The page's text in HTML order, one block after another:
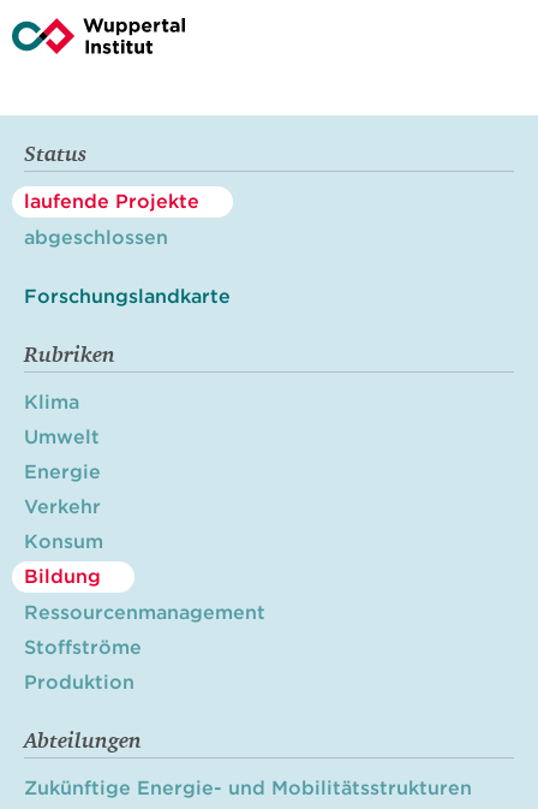
Status
laufende Projekte
abgeschlossen
Forschungslandkarte
Rubriken
Klima
Umwelt
Energie
Verkehr
Konsum
Bildung
Ressourcenmanagement
Stoffströme
Produktion
Abteilungen
Zukünftige Energie- und Mobilitätsstrukturen